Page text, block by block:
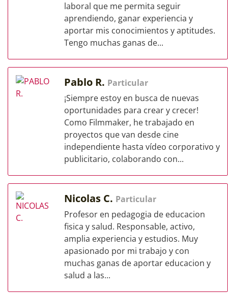
laboral que me permita seguir
aprendiendo, ganar experiencia y
aportar mis conocimientos y aptitudes.
Tengo muchas ganas de...
Pablo R. Particular
¡Siempre estoy en busca de nuevas
oportunidades para crear y crecer!
Como Filmmaker, he trabajado en
proyectos que van desde cine
independiente hasta vídeo corporativo y
publicitario, colaborando con...
Nicolas C. Particular
Profesor en pedagogia de educacion
fisica y salud. Responsable, activo,
amplia experiencia y estudios. Muy
apasionado por mi trabajo y con
muchas ganas de aportar educacion y
salud a las...